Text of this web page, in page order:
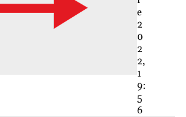
e
2
0
2
2,
1
9:
5
6